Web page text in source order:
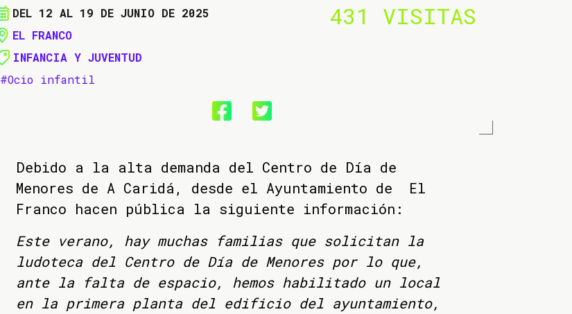
DEL 12 AL 19 DE JUNIO DE 2025
EL FRANCO
INFANCIA Y JUVENTUD
#Ocio infantil
431 VISITAS
Debido a la alta demanda del Centro de Día de
Menores de A Caridá, desde el Ayuntamiento de El
Franco hacen pública la siguiente información:
Este verano, hay muchas familias que solicitan la
ludoteca del Centro de Día de Menores por lo que,
ante la falta de espacio, hemos habilitado un local
en la primera planta del edificio del ayuntamiento,